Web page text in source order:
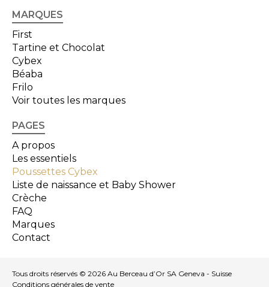
MARQUES
First
Tartine et Chocolat
Cybex
Béaba
Frilo
Voir toutes les marques
PAGES
A propos
Les essentiels
Poussettes Cybex
Liste de naissance et Baby Shower
Crèche
FAQ
Marques
Contact
Tous droits réservés © 2026 Au Berceau d’Or SA Geneva - Suisse
Conditions générales de vente